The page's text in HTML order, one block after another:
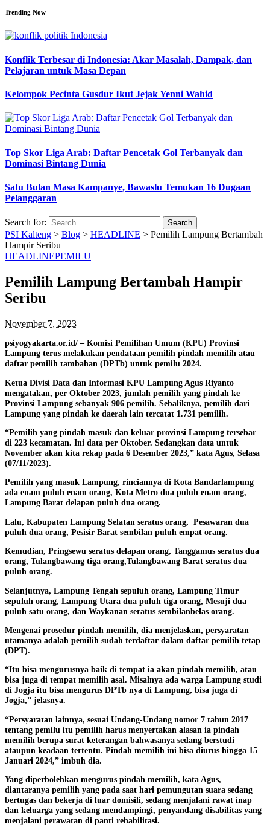
Trending Now
Konflik Terbesar di Indonesia: Akar Masalah, Dampak, dan
Pelajaran untuk Masa Depan
Kelompok Pecinta Gusdur Ikut Jejak Yenni Wahid
Top Skor Liga Arab: Daftar Pencetak Gol Terbanyak dan
Dominasi Bintang Dunia
Satu Bulan Masa Kampanye, Bawaslu Temukan 16 Dugaan
Pelanggaran
Search for:
PSI Kalteng > Blog > HEADLINE > Pemilih Lampung Bertambah
Hampir Seribu
HEADLINEPEMILU
Pemilih Lampung Bertambah Hampir
Seribu
November 7, 2023
psiyogyakarta.or.id/ – Komisi Pemilihan Umum (KPU) Provinsi
Lampung terus melakukan pendataan pemilih pindah memilih atau
daftar pemilih tambahan (DPTb) untuk pemilu 2024.
Ketua Divisi Data dan Informasi KPU Lampung Agus Riyanto
mengatakan, per Oktober 2023, jumlah pemilih yang pindah ke
Provinsi Lampung sebanyak 906 pemilih. Sebaliknya, pemilih dari
Lampung yang pindah ke daerah lain tercatat 1.731 pemilih.
“Pemilih yang pindah masuk dan keluar provinsi Lampung tersebar
di 223 kecamatan. Ini data per Oktober. Sedangkan data untuk
November akan kita rekap pada 6 Desember 2023,” kata Agus, Selasa
(07/11/2023).
Pemilih yang masuk Lampung, rinciannya di Kota Bandarlampung
ada enam puluh enam orang, Kota Metro dua puluh enam orang,
Lampung Barat delapan puluh dua orang.
Lalu, Kabupaten Lampung Selatan seratus orang, Pesawaran dua
puluh dua orang, Pesisir Barat sembilan puluh empat orang.
Kemudian, Pringsewu seratus delapan orang, Tanggamus seratus dua
orang, Tulangbawang tiga orang,Tulangbawang Barat seratus dua
puluh orang.
Selanjutnya, Lampung Tengah sepuluh orang, Lampung Timur
sepuluh orang, Lampung Utara dua puluh tiga orang, Mesuji dua
puluh satu orang, dan Waykanan seratus sembilanbelas orang.
Mengenai prosedur pindah memilih, dia menjelaskan, persyaratan
utamanya adalah pemilih sudah terdaftar dalam daftar pemilih tetap
(DPT).
“Itu bisa mengurusnya baik di tempat ia akan pindah memilih, atau
bisa juga di tempat memilih asal. Misalnya ada warga Lampung studi
di Jogja itu bisa mengurus DPTb nya di Lampung, bisa juga di
Jogja,” jelasnya.
“Persyaratan lainnya, sesuai Undang-Undang nomor 7 tahun 2017
tentang pemilu itu pemilih harus menyertakan alasan ia pindah
memilih berupa surat keterangan bahwasanya sedang berstudi
ataupun keadaan tertentu. Pindah memilih ini bisa diurus hingga 15
Januari 2024,” imbuh dia.
Yang diperbolehkan mengurus pindah memilih, kata Agus,
diantaranya pemilih yang pada saat hari pemungutan suara sedang
bertugas dan bekerja di luar domisili, sedang menjalani rawat inap
dan keluarga yang sedang mendampingi, penyandang disabilitas yang
menjalani perawatan di panti rehabilitasi.